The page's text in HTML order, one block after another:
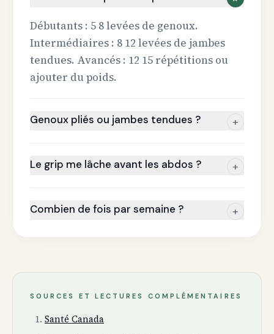
Débutants : 5 8 levées de genoux.
Intermédiaires : 8 12 levées de jambes
tendues. Avancés : 12 15 répétitions ou
ajouter du poids.
Genoux pliés ou jambes tendues ? +
Le grip me lâche avant les abdos ? +
Combien de fois par semaine ? +
SOURCES ET LECTURES COMPLÉMENTAIRES
Santé Canada